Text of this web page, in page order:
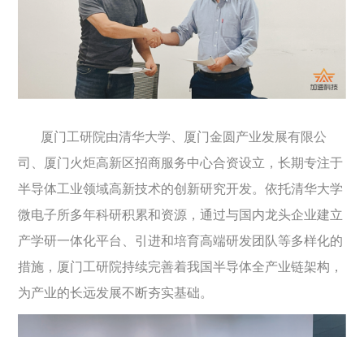
厦门工研院由清华大学、厦门金圆产业发展有限公
司、厦门火炬高新区招商服务中心合资设立，长期专注于
半导体工业领域高新技术的创新研究开发。依托清华大学
微电子所多年科研积累和资源，通过与国内龙头企业建立
产学研一体化平台、引进和培育高端研发团队等多样化的
措施，厦门工研院持续完善着我国半导体全产业链架构，
为产业的长远发展不断夯实基础。